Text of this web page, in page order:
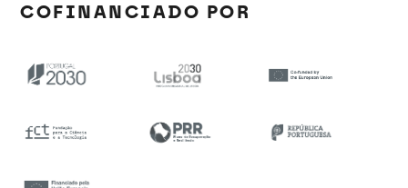
COFINANCIADO POR